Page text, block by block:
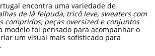
encontra uma variedade de
de lã felpuda, tricô leve, sweaters com
compridos, peças oversized e conjuntos
modelo foi pensado para acompanhar o
um visual mais sofisticado para